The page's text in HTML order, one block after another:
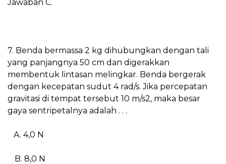
Jawaban C.
7. Benda bermassa 2 kg dihubungkan dengan tali
yang panjangnya 50 cm dan digerakkan
membentuk lintasan melingkar. Benda bergerak
dengan kecepatan sudut 4 rad/s. Jika percepatan
gravitasi di tempat tersebut 10 m/s2, maka besar
gaya sentripetalnya adalah . . .
A. 4,0 N
B. 8,0 N